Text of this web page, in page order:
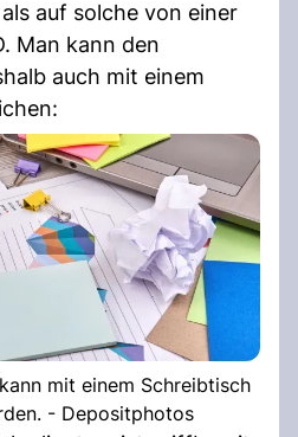
auf solche von einer
Man kann den
auch mit einem
mit einem Schreibtisch
- Depositphotos